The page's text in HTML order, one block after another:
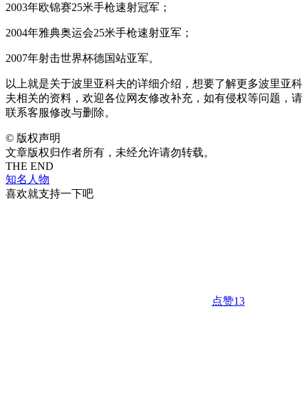
2003年欧锦赛25米手枪速射冠军；
2004年雅典奥运会25米手枪速射亚军；
2007年射击世界杯德国站亚军。
以上就是关于波里亚科夫的详细介绍，想要了解更多波里亚科
夫相关的资料，欢迎各位网友修改补充，如有侵权等问题，请
联系客服修改与删除。
© 版权声明
文章版权归作者所有，未经允许请勿转载。
THE END
知名人物
喜欢就支持一下吧
点赞13